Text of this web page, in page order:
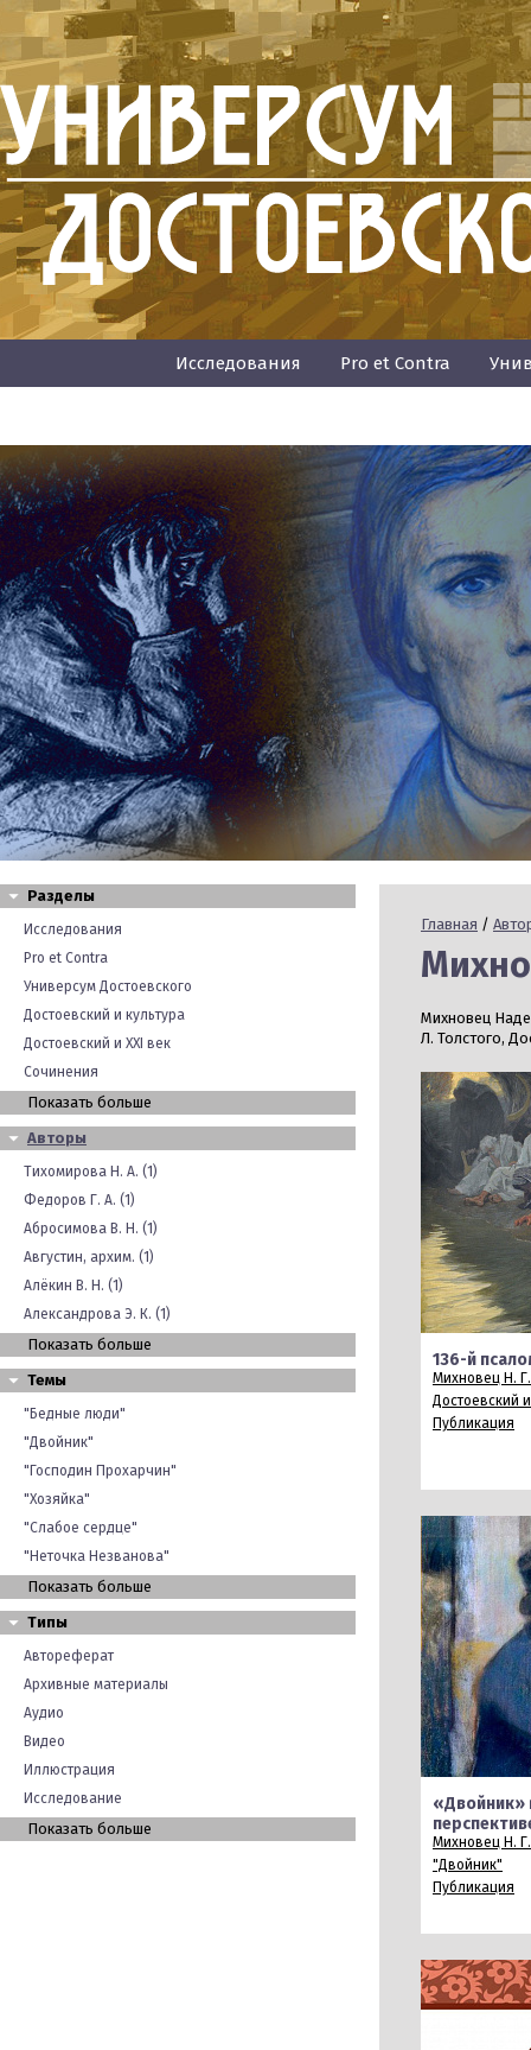
Исследования Pro et Contra
Разделы
Исследования
Pro et Contra
Универсум Достоевского
Достоевский и культура
Достоевский и XXI век
Сочинения
Показать больше
Авторы
Тихомирова Н. А. (1)
Федоров Г. А. (1)
Абросимова В. Н. (1)
Августин, архим. (1)
Алёкин В. Н. (1)
Александрова Э. К. (1)
Показать больше
Темы
"Бедные люди"
"Двойник"
"Господин Прохарчин"
"Хозяйка"
"Слабое сердце"
"Неточка Незванова"
Показать больше
Типы
Автореферат
Архивные материалы
Аудио
Видео
Иллюстрация
Исследование
Показать больше
Главная /
Михновец
Л. Толстого,
136-й
Михновец Н. Г.
Достоевский
Публикация
«Двойник»
Михновец Н. Г.
"Двойник"
Публикация